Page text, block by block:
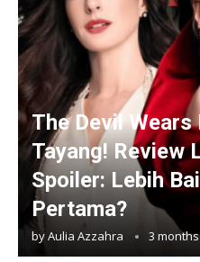
The Devil Wears
Tayang! Review
Spoiler: Lebih
Pertama?
byAulia Azzahra 3